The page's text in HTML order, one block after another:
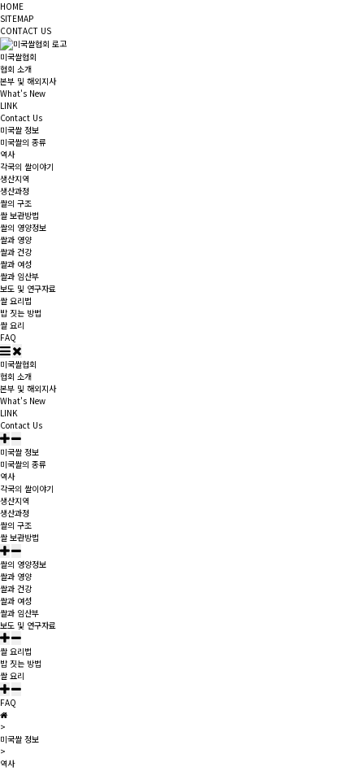
HOME
SITEMAP
CONTACT US
미국쌀협회
협회 소개
본부 및 해외지사
What's New
LINK
Contact Us
미국쌀 정보
미국쌀의 종류
역사
각국의 쌀이야기
생산지역
생산과정
쌀의 구조
쌀 보관방법
쌀의 영양정보
쌀과 영양
쌀과 건강
쌀과 여성
쌀과 임산부
보도 및 연구자료
쌀 요리법
밥 짓는 방법
쌀 요리
FAQ
미국쌀협회
협회 소개
본부 및 해외지사
What's New
LINK
Contact Us
미국쌀 정보
미국쌀의 종류
역사
각국의 쌀이야기
생산지역
생산과정
쌀의 구조
쌀 보관방법
쌀의 영양정보
쌀과 영양
쌀과 건강
쌀과 여성
쌀과 임산부
보도 및 연구자료
쌀 요리법
밥 짓는 방법
쌀 요리
FAQ
>
미국쌀 정보
>
역사